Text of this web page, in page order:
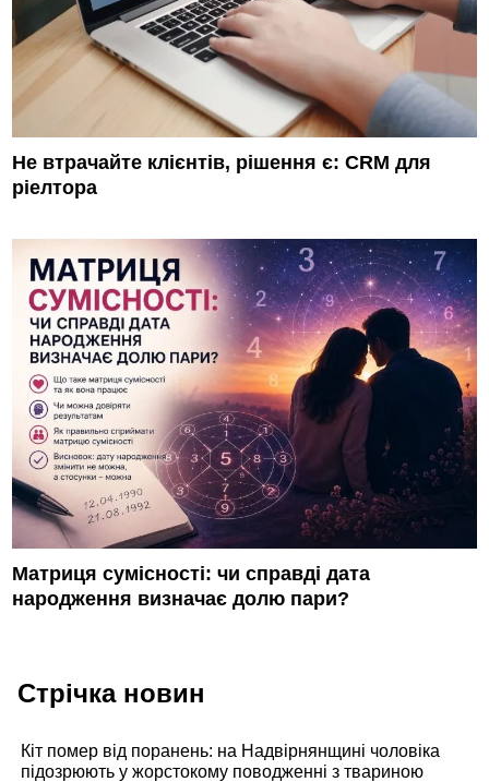
Не втрачайте клієнтів, рішення є: CRM для
ріелтора
Матриця сумісності: чи справді дата
народження визначає долю пари?
Стрічка новин
Кіт помер від поранень: на Надвірнянщині чоловіка
підозрюють у жорстокому поводженні з твариною